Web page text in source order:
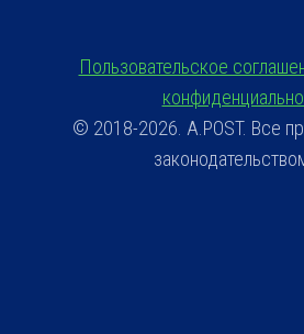
Пользовательское
© 2018-2026. A.POST. Все